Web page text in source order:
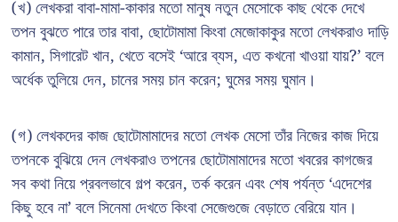
(খ) লেখকরা বাবা-মামা-কাকার মতো মানুষ নতুন মেসোকে কাছ থেকে দেখে
তপন বুঝতে পারে তার বাবা, ছোটোমামা কিংবা মেজোকাকুর মতো লেখকরাও দাড়ি
কামান, সিগারেট খান, খেতে বসেই ‘আরে ব্যস, এত কখনো খাওয়া যায়?’ বলে
অর্ধেক তুলিয়ে দেন, চানের সময় চান করেন; ঘুমের সময় ঘুমান।
(গ) লেখকদের কাজ ছোটোমামাদের মতো লেখক মেসো তাঁর নিজের কাজ দিয়ে
তপনকে বুঝিয়ে দেন লেখকরাও তপনের ছোটোমামাদের মতো খবরের কাগজের
সব কথা নিয়ে প্রবলভাবে গল্প করেন, তর্ক করেন এবং শেষ পর্যন্ত ‘এদেশের
কিছু হবে না’ বলে সিনেমা দেখতে কিংবা সেজেগুজে বেড়াতে বেরিয়ে যান।